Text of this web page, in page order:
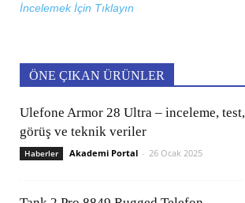
İncelemek İçin Tıklayın
ÖNE ÇIKAN ÜRÜNLER
Ulefone Armor 28 Ultra – inceleme, test,
görüş ve teknik veriler
Haberler Akademi Portal - 26 Ocak 2025